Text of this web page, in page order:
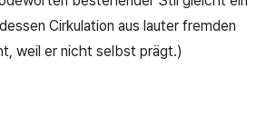
Cirkulation aus lauter fremden
weil er nicht selbst prägt.)